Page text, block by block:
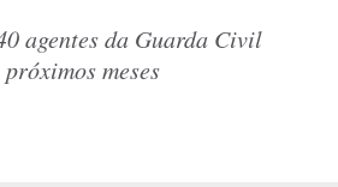
agentes da Guarda Civil
meses